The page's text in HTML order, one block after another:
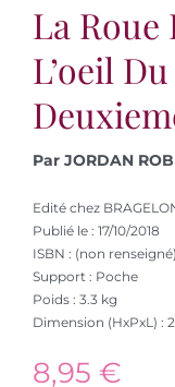
La Roue
L’oeil
Par JORDAN
Edité chez
Publié le : 17/10/2018
ISBN : (non renseigné)
Support : Poche
Poids : 3.3 kg
Dimension (HxPxL) :
8,95 €